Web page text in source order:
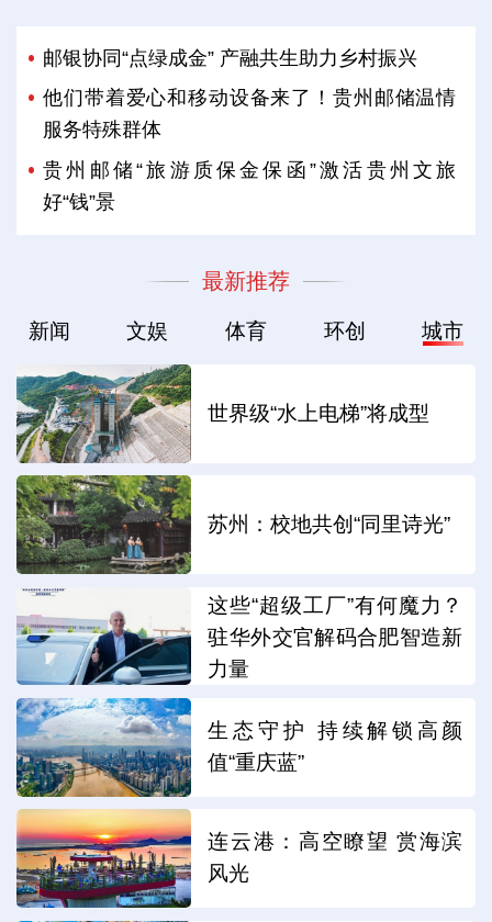
邮银协同“点绿成金” 产融共生助力乡村振兴
他们带着爱心和移动设备来了！贵州邮储温情
服务特殊群体
贵州邮储“旅游质保金保函”激活贵州文旅
好“钱”景
最新推荐
新闻 文娱 体育 环创 城市
世界级“水上电梯”将成型
苏州：校地共创“同里诗光”
这些“超级工厂”有何魔力？
驻华外交官解码合肥智造新
力量
生态守护 持续解锁高颜
值“重庆蓝”
连云港：高空瞭望 赏海滨
风光